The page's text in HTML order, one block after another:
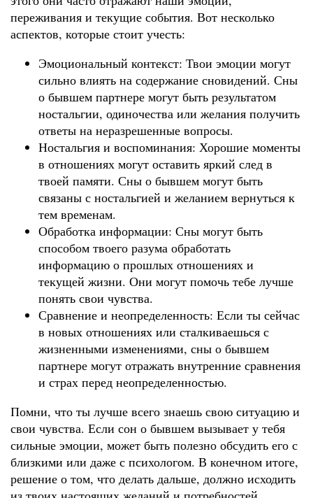
переживания и текущие события. Вот несколько
аспектов, которые стоит учесть:
Эмоциональный контекст: Твои эмоции могут
сильно влиять на содержание сновидений. Сны
о бывшем партнере могут быть результатом
ностальгии, одиночества или желания получить
ответы на неразрешенные вопросы.
Ностальгия и воспоминания: Хорошие моменты
в отношениях могут оставить яркий след в
твоей памяти. Сны о бывшем могут быть
связаны с ностальгией и желанием вернуться к
тем временам.
Обработка информации: Сны могут быть
способом твоего разума обработать
информацию о прошлых отношениях и
текущей жизни. Они могут помочь тебе лучше
понять свои чувства.
Сравнение и неопределенность: Если ты сейчас
в новых отношениях или сталкиваешься с
жизненными изменениями, сны о бывшем
партнере могут отражать внутренние сравнения
и страх перед неопределенностью.
Помни, что ты лучше всего знаешь свою ситуацию и
свои чувства. Если сон о бывшем вызывает у тебя
сильные эмоции, может быть полезно обсудить его с
близкими или даже с психологом. В конечном итоге,
решение о том, что делать дальше, должно исходить